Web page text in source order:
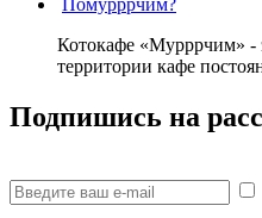
Котокафе «Мурррчим» -
территории кафе
Подпишись на